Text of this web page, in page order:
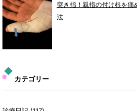
突き指！親指の付け根を
法
カテゴリー